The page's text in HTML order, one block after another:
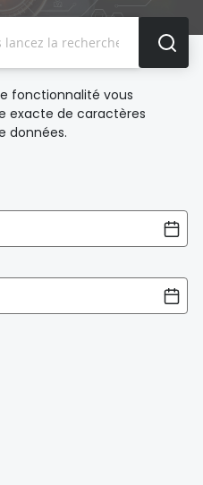
fonctionnalité vous
exacte de caractères
données.